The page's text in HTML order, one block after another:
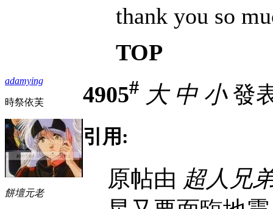
thank you so
TOP
adamying
時祭依芙
餅壇元老
4905# 大 中 小發
引用:
原帖由 超人兄